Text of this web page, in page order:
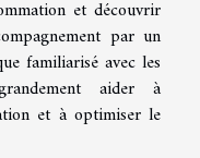
et découvrir
par un
familiarisé avec les
aider à
et à optimiser le